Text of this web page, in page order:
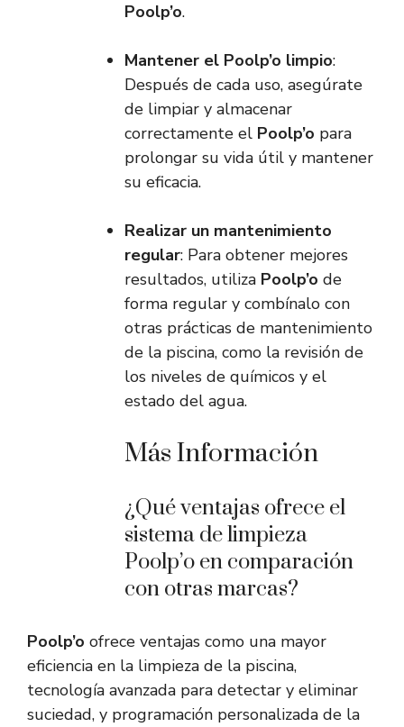
Poolp’o.
Mantener el Poolp’o limpio:
Después de cada uso, asegúrate
de limpiar y almacenar
correctamente el Poolp’o para
prolongar su vida útil y mantener
su eficacia.
Realizar un mantenimiento
regular: Para obtener mejores
resultados, utiliza Poolp’o de
forma regular y combínalo con
otras prácticas de mantenimiento
de la piscina, como la revisión de
los niveles de químicos y el
estado del agua.
Más Información
¿Qué ventajas ofrece el
sistema de limpieza
Poolp’o en comparación
con otras marcas?
Poolp’o ofrece ventajas como una mayor
eficiencia en la limpieza de la piscina,
tecnología avanzada para detectar y eliminar
suciedad, y programación personalizada de la